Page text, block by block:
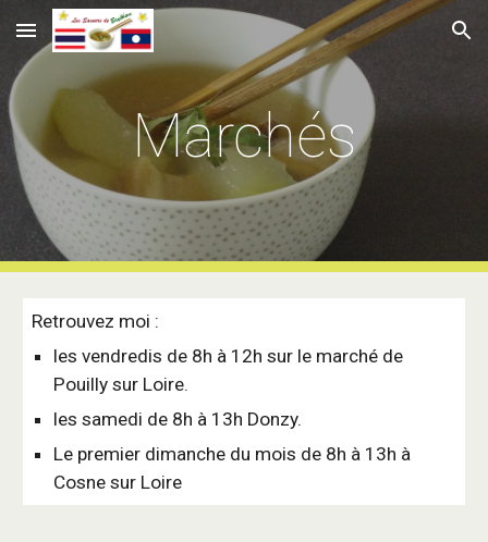
Skip to main content Skip to navigation
Marchés
Retrouvez moi :
les vendredis de 8h à 12h sur le marché de
Pouilly sur Loire.
les samedi de 8h à 1 3h Donzy.
Le premier dimanche du mois de 8h à 13h à
Cosne sur Loire